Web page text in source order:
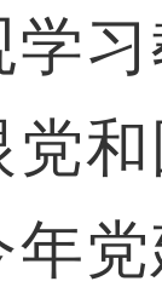
学
党